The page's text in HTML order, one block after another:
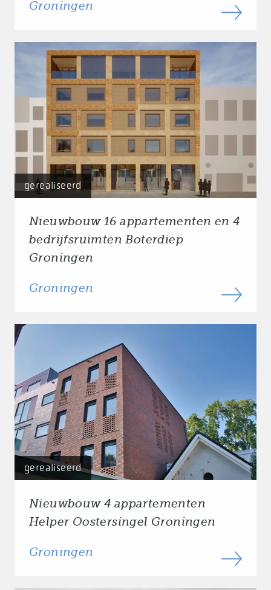
Groningen
gerealiseerd
Nieuwbouw 16 appartementen en 4
bedrijfsruimten Boterdiep
Groningen
Groningen
gerealiseerd
Nieuwbouw 4 appartementen
Helper Oostersingel Groningen
Groningen